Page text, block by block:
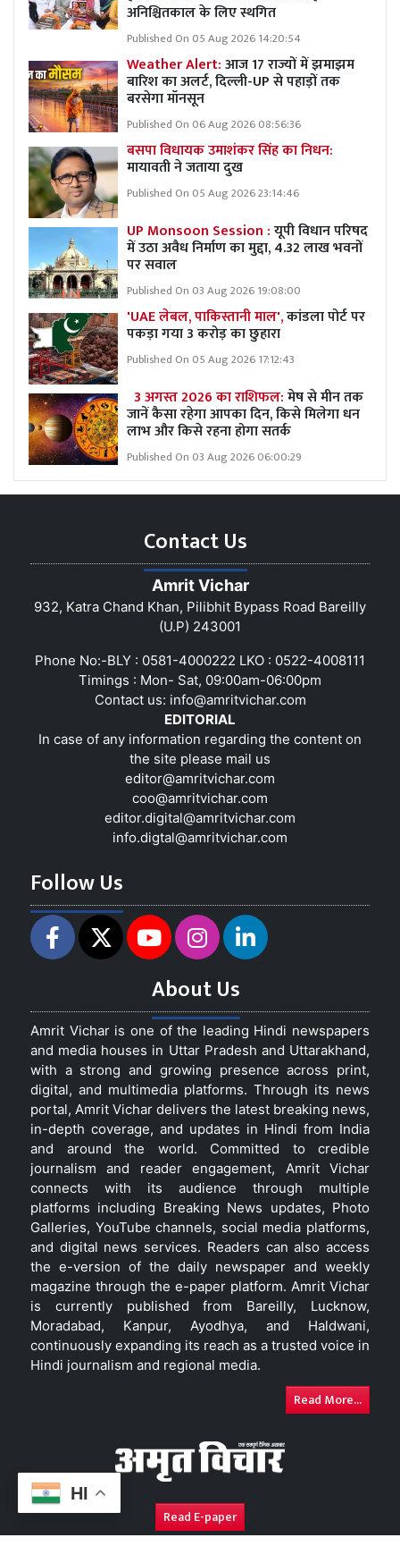
HI
अनिश्चितकाल के लिए स्थगित
Published On 05 Aug 2026 14:20:54
Weather Alert:आज 17 राज्यों में झमाझम
बारिश का अलर्ट, दिल्ली-UP से पहाड़ों तक
बरसेगा मॉनसून
Published On 06 Aug 2026 08:56:36
बसपा विधायक उमाशंकर सिंह का निधन:
मायावती ने जताया दुख
Published On 05 Aug 2026 23:14:46
UP Monsoon Session :यूपी विधान परिषद
में उठा अवैध निर्माण का मुद्दा, 4.32 लाख भवनों
पर सवाल
Published On 03 Aug 2026 19:08:00
'UAE लेबल, पाकिस्तानी माल',कांडला पोर्ट पर
पकड़ा गया 3 करोड़ का छुहारा
Published On 05 Aug 2026 17:12:43
3 अगस्त 2026 का राशिफल:मेष से मीन तक
जानें कैसा रहेगा आपका दिन, किसे मिलेगा धन
लाभ और किसे रहना होगा सतर्क
Published On 03 Aug 2026 06:00:29
Contact Us
Amrit Vichar
932, Katra Chand Khan, Pilibhit Bypass Road Bareilly
(U.P) 243001
Phone No:-BLY : 0581-4000222 LKO : 0522-4008111
Timings : Mon- Sat, 09:00am-06:00pm
Contact us: info@amritvichar.com
EDITORIAL
In case of any information regarding the content on
the site please mail us
editor@amritvichar.com
coo@amritvichar.com
editor.digital@amritvichar.com
info.digtal@amritvichar.com
Follow Us
About Us
Amrit Vichar is one of the leading Hindi newspapers
and media houses in Uttar Pradesh and Uttarakhand,
with a strong and growing presence across print,
digital, and multimedia platforms. Through its news
portal, Amrit Vichar delivers the latest breaking news,
in-depth coverage, and updates in Hindi from India
and around the world. Committed to credible
journalism and reader engagement, Amrit Vichar
connects with its audience through multiple
platforms including Breaking News updates, Photo
Galleries, YouTube channels, social media platforms,
and digital news services. Readers can also access
the e-version of the daily newspaper and weekly
magazine through the e-paper platform. Amrit Vichar
is currently published from Bareilly, Lucknow,
Moradabad, Kanpur, Ayodhya, and Haldwani,
continuously expanding its reach as a trusted voice in
Hindi journalism and regional media.
Read More...
Read E-paper